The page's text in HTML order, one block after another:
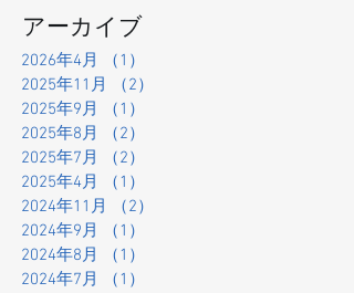
アーカイブ
2026年4月 （1）
2025年11月
（2）
2025年9月
（1）
2025年8月
（2）
2025年7月
（2）
2025年4月
（1）
2024年11月
（2）
2024年9月
（1）
2024年8月
（1）
2024年7月
（1）